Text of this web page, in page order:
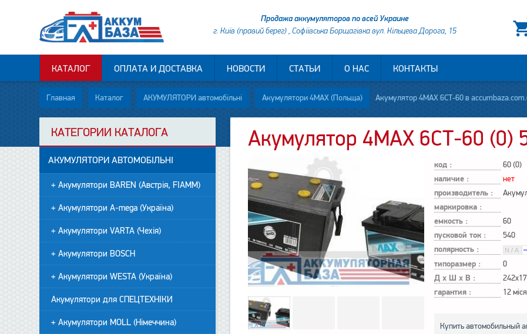
Продажа аккумуляторов по всей Украине
г. Київ (правий берег) , Софіївська Борщагівка вул. Кільцева Дорога, 15
КАТАЛОГ ОПЛАТА И ДОСТАВКА НОВОСТИ СТАТЬИ О НАС КОНТАКТЫ
Главная Каталог АКУМУЛЯТОРИ автомобільні Акумулятори 4MAX (Польща) Акумулятор 4MAX 6СТ-60 в
Акумулятор 4MAX 6СТ-60 (0)
код : 60 (0)
наличие : нет
производитель :
маркировка :
емкость :
60
пусковой ток : 540
полярность :
типоразмер :
0
Д х Ш х В :
гарантия : 12
Купить автомобильный
КАТЕГОРИИ КАТАЛОГА
АКУМУЛЯТОРИ АВТОМОБІЛЬНІ
+ Акумулятори BAREN (Австрія, FIAMM)
+ Акумулятори A-mega (Україна)
+ Акумулятори VARTA (Чехія)
+ Акумулятори BOSCH
+ Акумулятори WESTA (Україна)
Акумулятори для СПЕЦТЕХНІКИ
+ Акумулятори MOLL (Німеччина)